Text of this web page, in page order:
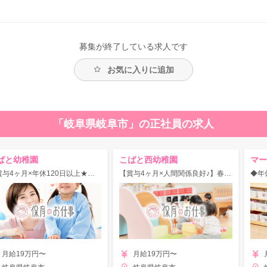
募集が終了している求人です
お気に入りに追加
「岐阜県岐阜市」の正社員の求人
と幼稚園
★賞与4ヶ月×年休120日以上★人間関係良好！マイカー通勤OK・駐車場無料♪春・夏・冬休みあり◎
月給19万円〜
こばと西幼稚園
【賞与4ヶ月×人間関係良好♪】春・夏・冬休みあり◎働き方改革を積極的に進めています！
月給19万円〜
マ